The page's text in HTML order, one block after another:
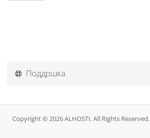
Поддршка
Copyright © 2026 ALHOSTI. All Rights Reserved.